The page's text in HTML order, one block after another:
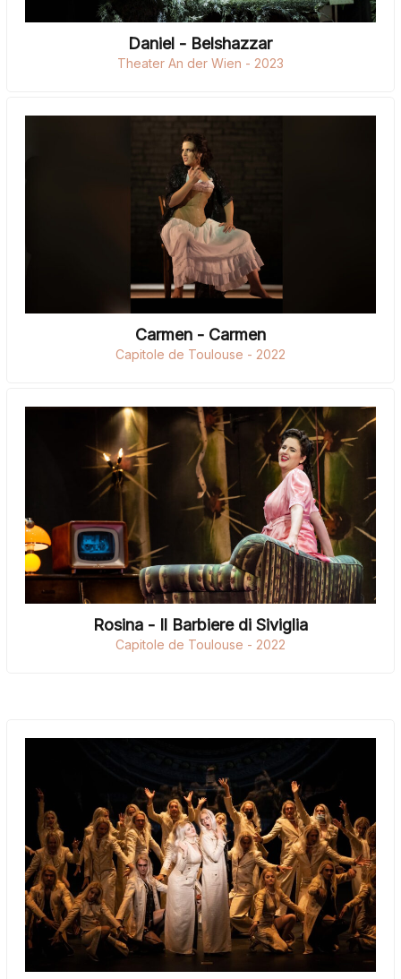
Daniel - Belshazzar
Theater An der Wien - 2023
Carmen - Carmen
Capitole de Toulouse - 2022
Rosina - Il Barbiere di Siviglia
Capitole de Toulouse - 2022